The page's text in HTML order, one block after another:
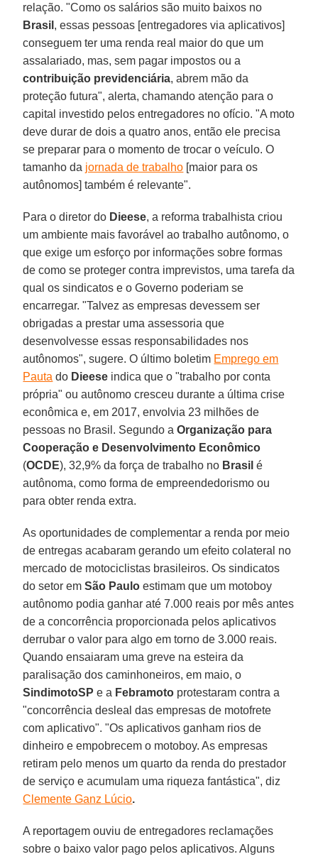
relação. "Como os salários são muito baixos no
Brasil , essas pessoas [entregadores via aplicativos]
conseguem ter uma renda real maior do que um
assalariado, mas, sem pagar impostos ou a
contribuição previdenciária, abrem mão da
proteção futura", alerta, chamando atenção para o
capital investido pelos entregadores no ofício. "A moto
deve durar de dois a quatro anos, então ele precisa
se preparar para o momento de trocar o veículo. O
tamanho da jornada de trabalho [maior para os
autônomos] também é relevante".
Para o diretor do Dieese, a reforma trabalhista criou
um ambiente mais favorável ao trabalho autônomo, o
que exige um esforço por informações sobre formas
de como se proteger contra imprevistos, uma tarefa da
qual os sindicatos e o Governo poderiam se
encarregar. "Talvez as empresas devessem ser
obrigadas a prestar uma assessoria que
desenvolvesse essas responsabilidades nos
autônomos", sugere. O último boletim Emprego em
Pauta do Dieese indica que o "trabalho por conta
própria" ou autônomo cresceu durante a última crise
econômica e, em 2017, envolvia 23 milhões de
pessoas no Brasil. Segundo aOrganização para
Cooperação e Desenvolvimento Econômico
(OCDE), 32,9% da força de trabalho no Brasil é
autônoma, como forma de empreendedorismo ou
para obter renda extra.
As oportunidades de complementar a renda por meio
de entregas acabaram gerando um efeito colateral no
mercado de motociclistas brasileiros. Os sindicatos
do setor emSão Paulo estimam que um motoboy
autônomo podia ganhar até 7.000 reais por mês antes
de a concorrência proporcionada pelos aplicativos
derrubar o valor para algo em torno de 3.000 reais.
Quando ensaiaram uma greve na esteira da
paralisação dos caminhoneiros, em maio, o
SindimotoSP e a Febramoto protestaram contra a
"concorrência desleal das empresas de motofrete
com aplicativo". "Os aplicativos ganham rios de
dinheiro e empobrecem o motoboy. As empresas
retiram pelo menos um quarto da renda do prestador
de serviço e acumulam uma riqueza fantástica", diz
Clemente Ganz Lúcio.
A reportagem ouviu de entregadores reclamações
sobre o baixo valor pago pelos aplicativos. Alguns